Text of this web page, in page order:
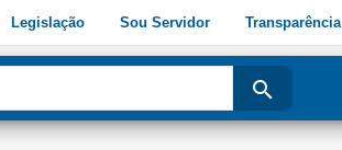
Legislação Sou Servidor Transparência
search